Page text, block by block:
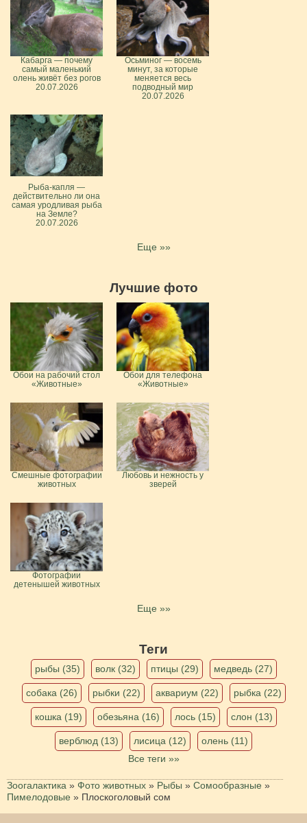
Кабарга — почему
самый маленький
олень живёт без рогов
20.07.2026
Осьминог — восемь
минут, за которые
меняется весь
подводный мир
20.07.2026
Рыба-капля —
действительно ли она
самая уродливая рыба
на Земле?
20.07.2026
Еще »»
Лучшие фото
Обои на рабочий стол
«Животные»
Обои для телефона
«Животные»
Смешные фотографии
животных
Любовь и нежность у
зверей
Фотографии
детенышей животных
Еще »»
Теги
рыбы (35) волк (32) птицы (29) медведь (27)
собака (26) рыбки (22) аквариум (22) рыбка (22)
кошка (19) обезьяна (16) лось (15) слон (13)
верблюд (13) лисица (12)
олень (11)
Все теги »»
Зоогалактика » Фото животных » Рыбы » Сомообразные »
Пимелодовые » Плоскоголовый сом